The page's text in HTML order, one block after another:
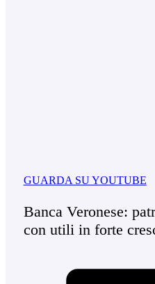
GUARDA SU YOUTUBE
Banca Veronese:
con utili in forte